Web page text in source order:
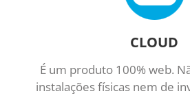
CLOUD
É um produto 100% web.
instalações físicas nem de